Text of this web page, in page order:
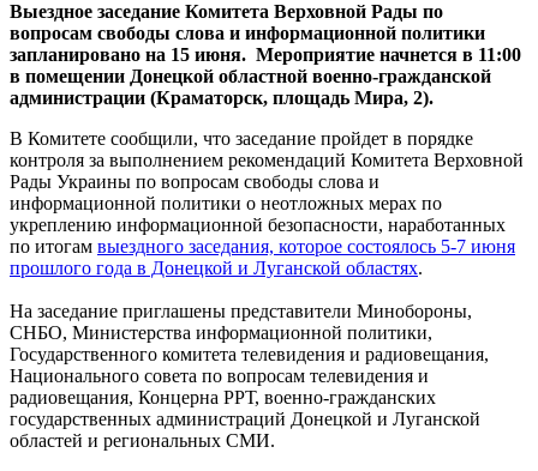
Выездное заседание Комитета Верховной Рады по
вопросам свободы слова и информационной политики
запланировано на 15 июня. Мероприятие начнется в 11:00
в помещении Донецкой областной военно-гражданской
администрации (Краматорск, площадь Мира, 2).
В Комитете сообщили, что заседание пройдет в порядке
контроля за выполнением рекомендаций Комитета Верховной
Рады Украины по вопросам свободы слова и
информационной политики о неотложных мерах по
укреплению информационной безопасности, наработанных
по итогам выездного заседания, которое состоялось 5-7 июня
прошлого года в Донецкой и Луганской областях.
На заседание приглашены представители Минобороны,
СНБО, Министерства информационной политики,
Государственного комитета телевидения и радиовещания,
Национального совета по вопросам телевидения и
радиовещания, Концерна РРТ, военно-гражданских
государственных администраций Донецкой и Луганской
областей и региональных СМИ.